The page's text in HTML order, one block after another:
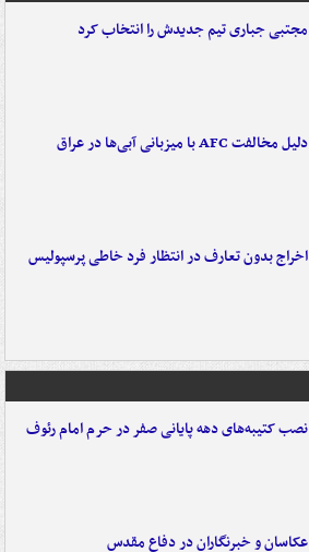
مجتبی جباری تیم جدیدش را انتخاب کرد
دلیل مخالفت AFC با میزبانی آبی‌ها در عراق
اخراج بدون تعارف در انتظار فرد خاطی پرسپولیس
نصب کتیبه‌های دهه پایانی صفر در حرم امام رئوف
عکاسان و خبرنگاران در دفاع مقدس